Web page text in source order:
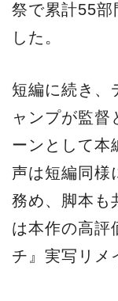
祭で累計55部
した。
短編に続き、
ャンプが監督
ーンとして本
声は短編同様
務め、脚本も
は本作の高評
チ』実写リメ